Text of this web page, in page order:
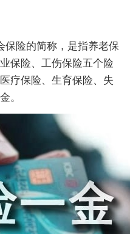
保险的简称，是指养老保
保险、工伤保险五个险
疗保险、生育保险、失
。